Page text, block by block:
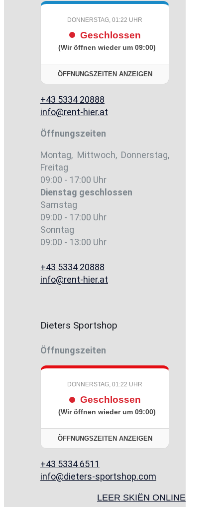
DONNERSTAG, 01:22 UHR
Geschlossen
(Wir öffnen wieder um 09:00)
ÖFFNUNGSZEITEN ANZEIGEN
+43 5334 20888
info@rent-hier.at
Öffnungszeiten
Montag, Mittwoch, Donnerstag,
Freitag
09:00 - 17:00 Uhr
Dienstag geschlossen
Samstag
09:00 - 17:00 Uhr
Sonntag
09:00 - 13:00 Uhr
+43 5334 20888
info@rent-hier.at
Dieters Sportshop
Öffnungszeiten
DONNERSTAG, 01:22 UHR
Geschlossen
(Wir öffnen wieder um 09:00)
ÖFFNUNGSZEITEN ANZEIGEN
+43 5334 6511
info@dieters-sportshop.com
LEER SKIËN ONLINE